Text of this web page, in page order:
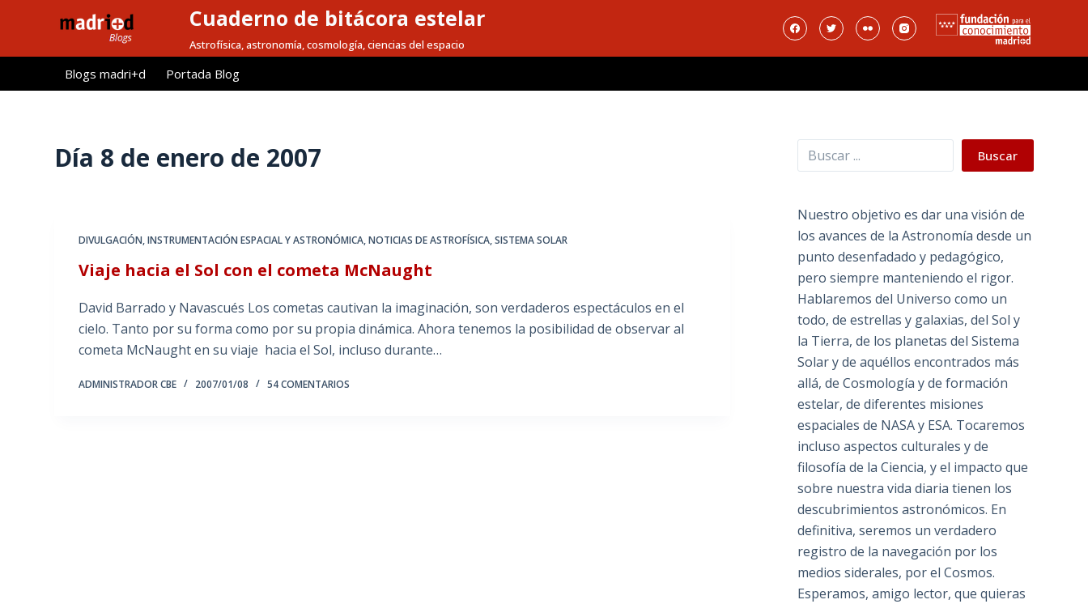
l
Cuaderno de bitácora estelar
Astrofísica, astronomía, cosmología, ciencias del espacio
Blogs madri+d Portada Blog
Día 8 de enero de 2007
DIVULGACIÓN,INSTRUMENTACIÓN ESPACIAL Y ASTRONÓMICA,NOTICIAS DE ASTROFÍSICA,SISTEMA SOLAR
Viaje hacia el Sol con el cometa McNaught
David Barrado y Navascués Los cometas cautivan la imaginación, son verdaderos espectáculos en el
cielo. Tanto por su forma como por su propia dinámica. Ahora tenemos la posibilidad de observar al
cometa McNaught en su viaje hacia el Sol, incluso durante…
ADMINISTRADOR CBE 2007/01/08 54 COMENTARIOS
Buscar Buscar
Nuestro objetivo es dar una visión de
los avances de la Astronomía desde un
punto desenfadado y pedagógico,
pero siempre manteniendo el rigor.
Hablaremos del Universo como un
todo, de estrellas y galaxias, del Sol y
la Tierra, de los planetas del Sistema
Solar y de aquéllos encontrados más
allá, de Cosmología y de formación
estelar, de diferentes misiones
espaciales de NASA y ESA. Tocaremos
incluso aspectos culturales y de
filosofía de la Ciencia, y el impacto que
sobre nuestra vida diaria tienen los
descubrimientos astronómicos. En
definitiva, seremos un verdadero
registro de la navegación por los
medios siderales, por el Cosmos.
Esperamos, amigo lector, que quieras